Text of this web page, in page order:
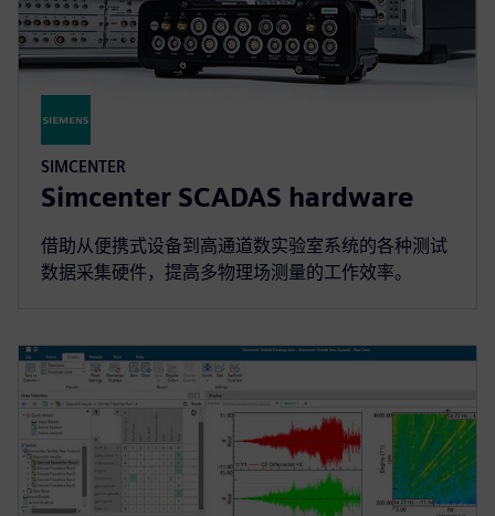
SIMCENTER
Simcenter SCADAS hardware
借助从便携式设备到高通道数实验室系统的各种测试
数据采集硬件，提高多物理场测量的工作效率。